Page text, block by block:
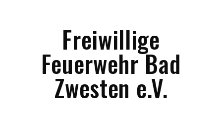
Freiwillige
Feuerwehr Bad
Zwesten e.V.